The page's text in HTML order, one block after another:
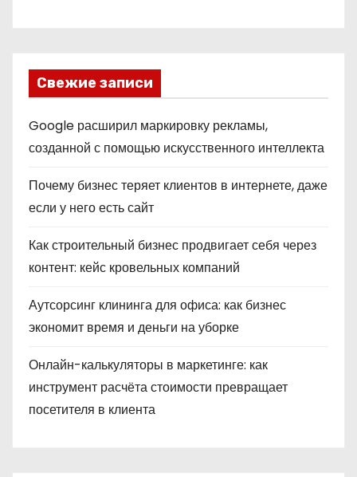
Свежие записи
Google расширил маркировку рекламы,
созданной с помощью искусственного интеллекта
Почему бизнес теряет клиентов в интернете, даже
если у него есть сайт
Как строительный бизнес продвигает себя через
контент: кейс кровельных компаний
Аутсорсинг клининга для офиса: как бизнес
экономит время и деньги на уборке
Онлайн-калькуляторы в маркетинге: как
инструмент расчёта стоимости превращает
посетителя в клиента